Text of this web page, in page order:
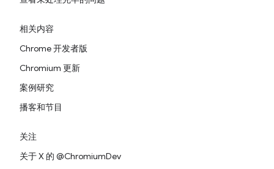
相关内容
Chrome 开发者版
Chromium 更新
案例研究
播客和节目
关注
关于 X 的 @ChromiumDev